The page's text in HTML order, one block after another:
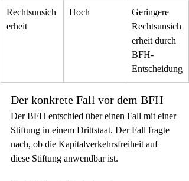
Rechtsunsich
erheit
Hoch
Geringere
Rechtsunsich
erheit durch
BFH-
Entscheidung
Der konkrete Fall vor dem BFH
Der BFH entschied über einen Fall mit einer
Stiftung in einem Drittstaat. Der Fall fragte
nach, ob die Kapitalverkehrsfreiheit auf
diese Stiftung anwendbar ist.